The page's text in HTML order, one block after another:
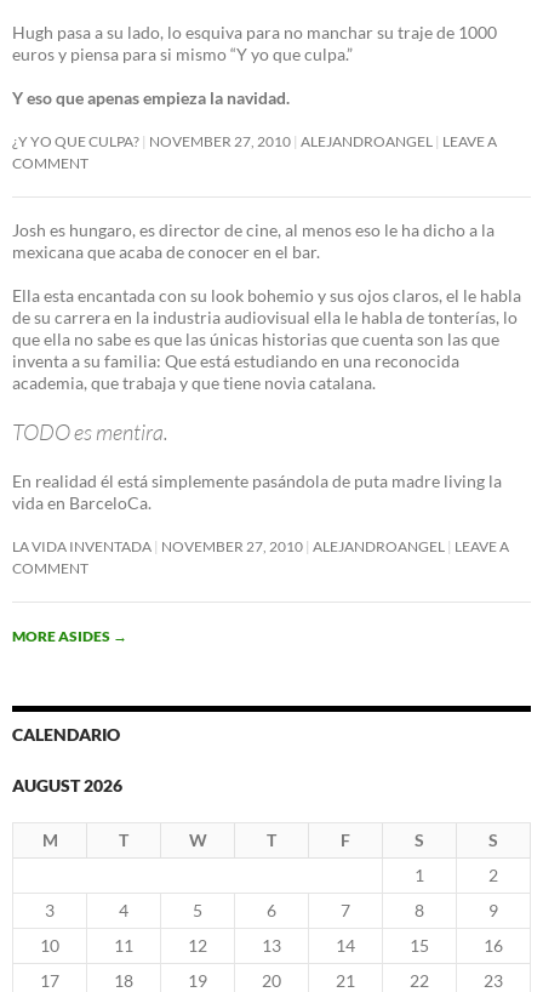
Hugh pasa a su lado, lo esquiva para no manchar su traje de 1000
euros y piensa para si mismo “Y yo que culpa.”
Y eso que apenas empieza la navidad.
¿Y YO QUE CULPA? NOVEMBER 27, 2010 ALEJANDROANGEL
LEAVE A
COMMENT
Josh es hungaro, es director de cine, al menos eso le ha dicho a la
mexicana que acaba de conocer en el bar.
Ella esta encantada con su look bohemio y sus ojos claros, el le habla
de su carrera en la industria audiovisual ella le habla de tonterías, lo
que ella no sabe es que las únicas historias que cuenta son las que
inventa a su familia: Que está estudiando en una reconocida
academia, que trabaja y que tiene novia catalana.
TODO es mentira.
En realidad él está simplemente pasándola de puta madre living la
vida en BarceloCa.
LA VIDA INVENTADA NOVEMBER 27, 2010 ALEJANDROANGEL
LEAVE A
COMMENT
MORE ASIDES →
CALENDARIO
AUGUST 2026
M T W T F S
S
1
2
3
4 5 6 7 8
9
10
11 12 13 14 15
16
17
18 19 20 21 22
23